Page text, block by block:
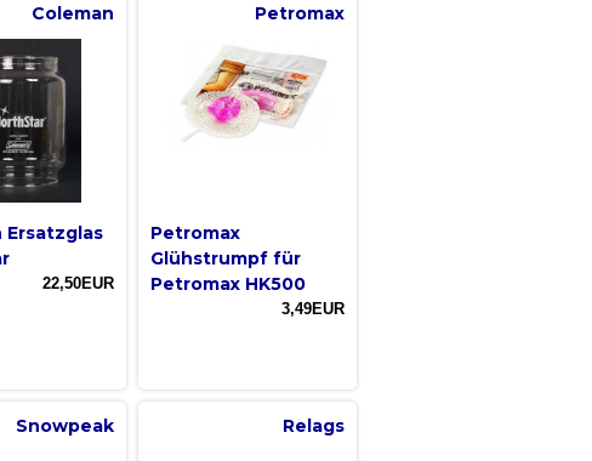
Coleman
Ersatzglas
22,50EUR
Petromax
Petromax
Glühstrumpf für
Petromax HK500
3,49EUR
Snowpeak Relags